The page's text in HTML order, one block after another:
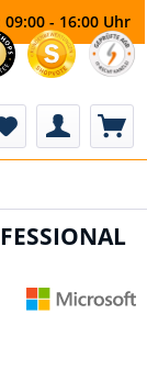
09:00 - 16:00 Uhr